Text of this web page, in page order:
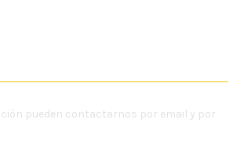
pueden contactarnos por email y por